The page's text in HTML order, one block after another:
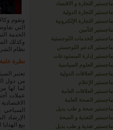
وتقوم
التي
الخدمة
وكذلك
نظام
نظرة
تعتبر
من دول
لما لها
عملات
الإرشاد
بيع
ماجستير التجارة و الاقتصاد
ماجستير التجارة الدولية
ماجستير التجارة الإلكترونية
ماجستير التأمين
ماجستير الخدمات اللوجستية
ماجستير الدعم اللوجستي
ماجستير إدارة المستودعات
ماجستير العلوم السياسية
ماجستير العلاقات الدولية
ماجستير الإعلام
ماجستير العلاقات العامة
ماجستير الصحة العامة
ماجستير صحة و طب بديل
ماجستير التغذية و الصحة
ماجستير تغذية و طب بديل